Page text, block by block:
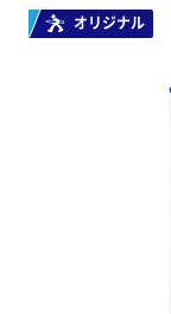
オリジナル